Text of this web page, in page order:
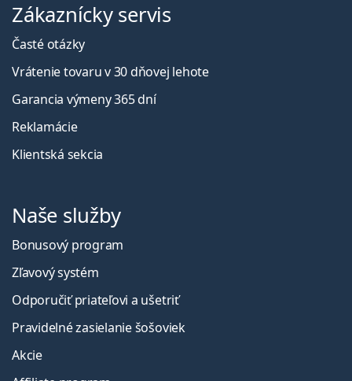
Zákaznícky servis
Časté otázky
Vrátenie tovaru v 30 dňovej lehote
Garancia výmeny 365 dní
Reklamácie
Klientská sekcia
Naše služby
Bonusový program
Zľavový systém
Odporučiť priateľovi a ušetriť
Pravidelné zasielanie šošoviek
Akcie